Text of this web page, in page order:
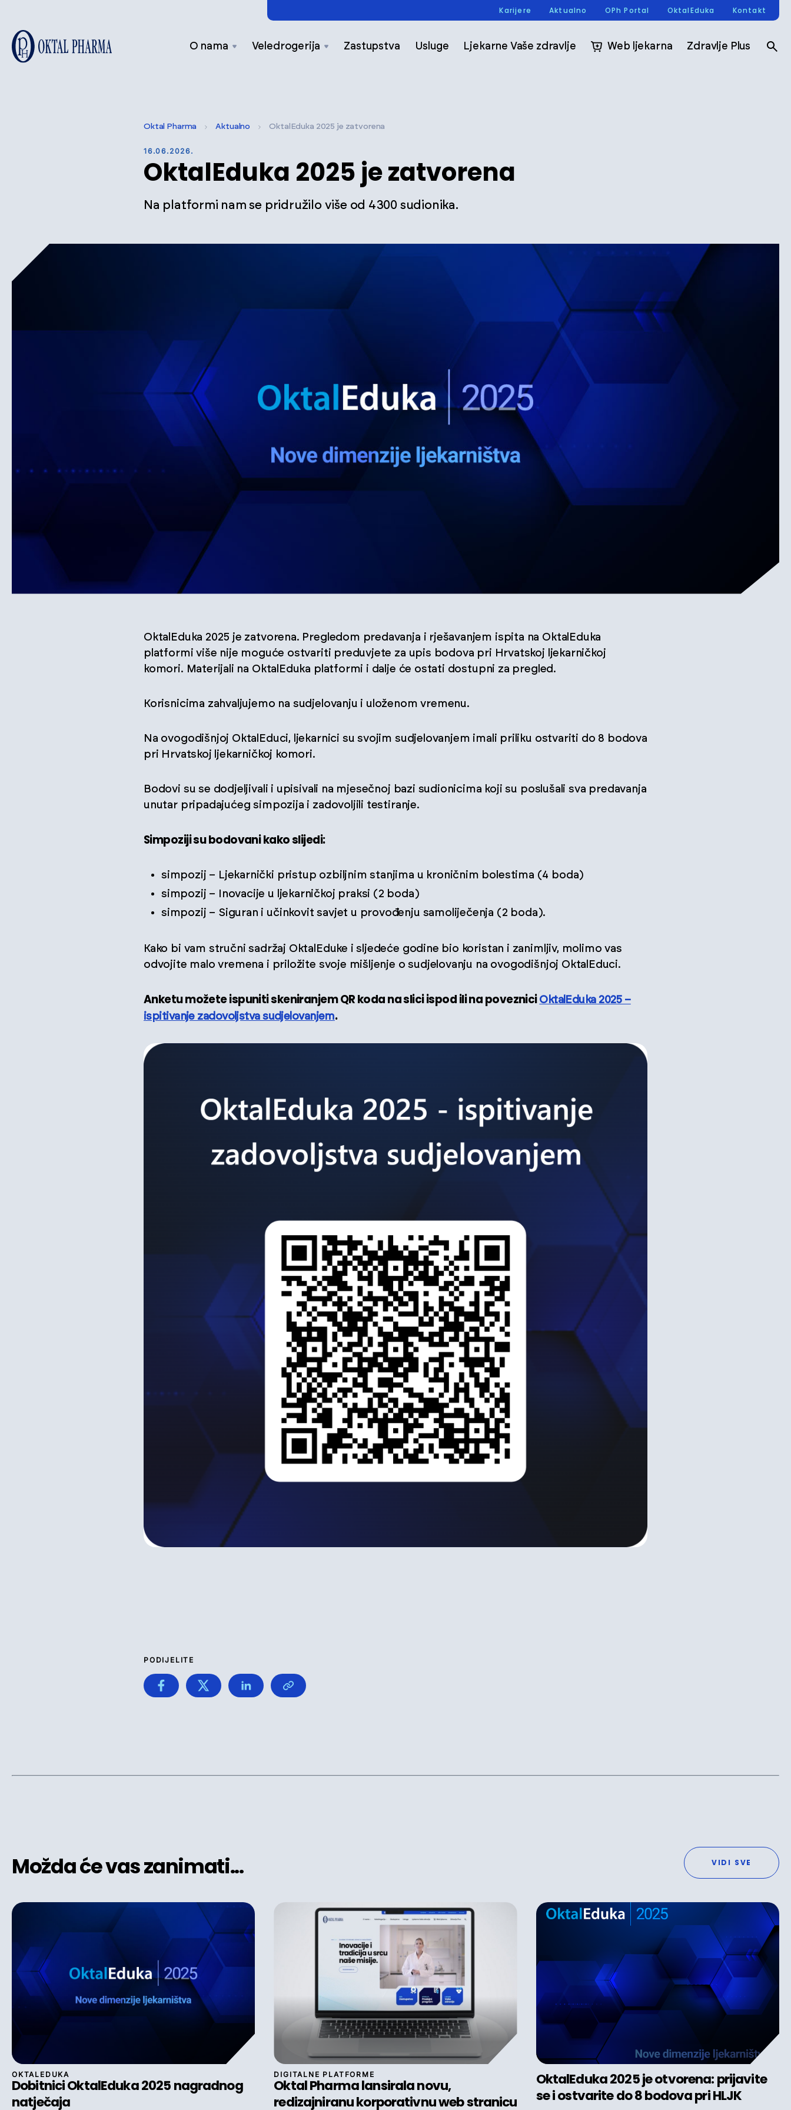
Karijere Aktualno OPh Portal OktalEduka Kontakt
O nama Veledrogerija Zastupstva Usluge Ljekarne Vaše zdravlje Web ljekarna Zdravlje Plus
Oktal Pharma Aktualno OktalEduka 2025 je zatvorena
16.06.2026.
OktalEduka 2025 je zatvorena
Na platformi nam se pridružilo više od 4300 sudionika.
OktalEduka 2025 je zatvorena. Pregledom predavanja i rješavanjem ispita na OktalEduka
platformi više nije moguće ostvariti preduvjete za upis bodova pri Hrvatskoj ljekarničkoj
komori. Materijali na OktalEduka platformi i dalje će ostati dostupni za pregled.
Korisnicima zahvaljujemo na sudjelovanju i uloženom vremenu.
Na ovogodišnjoj OktalEduci, ljekarnici su svojim sudjelovanjem imali priliku ostvariti do 8 bodova
pri Hrvatskoj ljekarničkoj komori.
Bodovi su se dodjeljivali i upisivali na mjesečnoj bazi sudionicima koji su poslušali sva predavanja
unutar pripadajućeg simpozija i zadovoljili testiranje.
Simpoziji su bodovani kako slijedi:
simpozij – Ljekarnički pristup ozbiljnim stanjima u kroničnim bolestima (4 boda)
simpozij – Inovacije u ljekarničkoj praksi (2 boda)
simpozij – Siguran i učinkovit savjet u provođenju samoliječenja (2 boda).
Kako bi vam stručni sadržaj OktalEduke i sljedeće godine bio koristan i zanimljiv, molimo vas
odvojite malo vremena i priložite svoje mišljenje o sudjelovanju na ovogodišnjoj OktalEduci.
Anketu možete ispuniti skeniranjem QR koda na slici ispod ili na poveznici OktalEduka 2025 –
ispitivanje zadovoljstva sudjelovanjem.
PODIJELITE
Možda će vas zanimati... VIDI SVE
OKTALEDUKA
Dobitnici OktalEduka 2025 nagradnog
natječaja
DIGITALNE PLATFORME
Oktal Pharma lansirala novu,
redizajniranu korporativnu web stranicu
OktalEduka 2025 je otvorena: prijavite
se i ostvarite do 8 bodova pri HLJK